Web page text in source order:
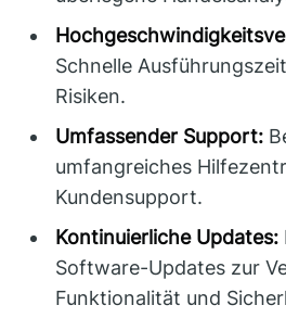
Schnelle
Risiken.
Umfassender Support:
umfangreiches
Kundensupport.
Kontinuierliche Updates:
Software-Updates zur
Funktionalität und